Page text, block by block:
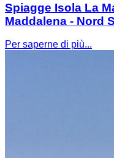
Spiagge Isola La
Maddalena - Nord
Per saperne di più...